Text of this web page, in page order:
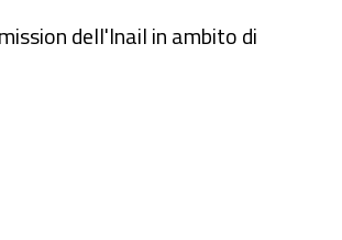
dell'Inail in ambito di